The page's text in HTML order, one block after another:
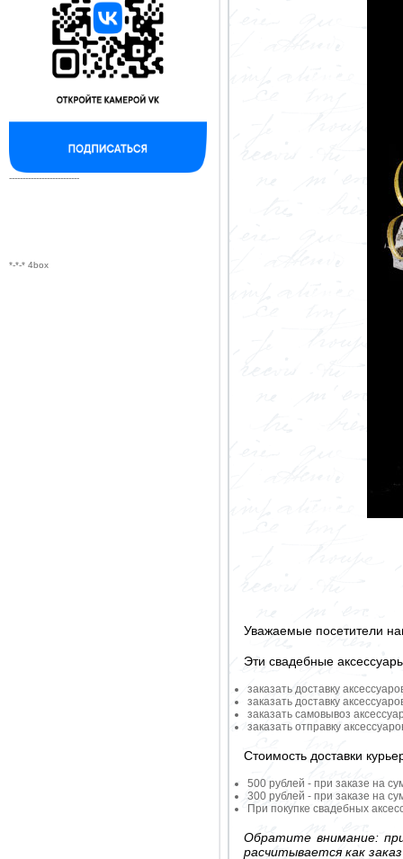
--------------------------
*-*-* 4box
Уважаемые посетители
Эти свадебные
заказать доставку
заказать доставку
заказать самовывоз
заказать отправку
Стоимость доставки
500 рублей - при заказе на
300 рублей - при заказе на
При покупке свадебных
Обратите внимание:
расчитывается как